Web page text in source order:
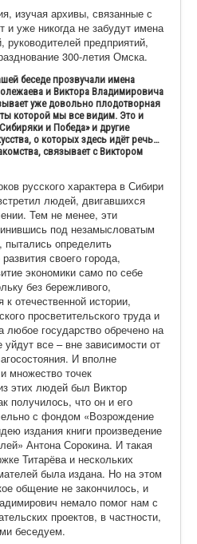
изучая архивы, связанные с
уже никогда не забудут имена
, руководителей предприятий,
300-летия Омска.
беседе прозвучали имена
и Виктора Владимировича
уже довольно плодотворная
которой мы все видим. Это и
и Победа» и другие
о которых здесь идёт речь…
связывает с Виктором
русского характера в Сибири
людей, двигавшихся
Тем не менее, эти
под незамысловатым
пытались определить
своего города,
экономики само по себе
без бережливого,
к отечественной истории,
просветительского труда и
любое государство обречено на
все – вне зависимости от
И вполне
множество точек
этих людей был Виктор
получилось, что он и его
с фондом «Возрождение
издания книги произведение
Антона Сорокина. И такая
Титарёва и нескольких
была издана. Но на этом
общение не закончилось, и
немало помог нам с
проектов, в частности,
беседуем.